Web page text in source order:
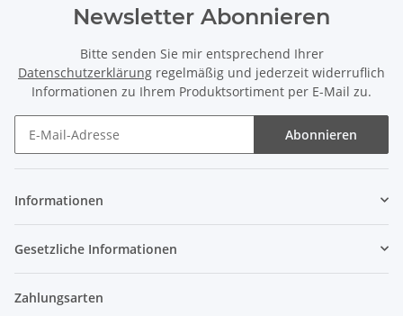
Newsletter Abonnieren
Bitte senden Sie mir entsprechend Ihrer
Datenschutzerklärung regelmäßig und jederzeit widerruflich
Informationen zu Ihrem Produktsortiment per E-Mail zu.
Abonnieren
Informationen
Gesetzliche Informationen
Zahlungsarten